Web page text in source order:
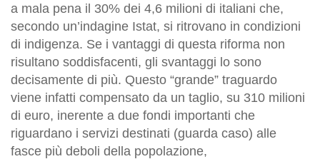
a mala pena il 30% dei 4,6 milioni di italiani che,
secondo un’indagine Istat, si ritrovano in condizioni
di indigenza. Se i vantaggi di questa riforma non
risultano soddisfacenti, gli svantaggi lo sono
decisamente di più. Questo “grande” traguardo
viene infatti compensato da un taglio, su 310 milioni
di euro, inerente a due fondi importanti che
riguardano i servizi destinati (guarda caso) alle
fasce più deboli della popolazione,